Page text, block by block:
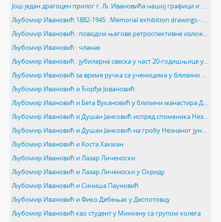
Још један драгоцен прилог г. Љ. Ивановића нашој графици и нашој лепој књизи : приказ мапа / Михаило Петров
Љубомир Ивановић 1882-1945 : Memorial exhibition drawings - graphics
Љубомир Ивановић : поводом његове ретроспективне изложбе : чланак
Љубомир Ивановић : чланак
Љубомир Ивановић : јубиларна свеска у част 20-годишњице устанка народа Југославије 1941-1961.
Љубомир Ивановић за време ручка са ученицима у близини манастира Манасија
Љубомир Ивановић и Ђорђе Јовановић
Љубомир Ивановић и Бета Вукановић у близини манастира Дечана
Љубомир Ивановић и Душан Јанковић испред споменика Незнаном јунаку на Авали
Љубомир Ивановић и Душан Јанковић на гробу Незнаног јунака на Авали
Љубомир Ивановић и Коста Хакман
Љубомир Ивановић и Лазар Личеноски
Љубомир Ивановић и Лазар Личеноски у Охриду
Љубомир Ивановић и Синиша Пауновић
Љубомир Ивановић и Фико Дебењак у Деспотовцу
Љубомир Ивановић као студент у Минхену са групом колега